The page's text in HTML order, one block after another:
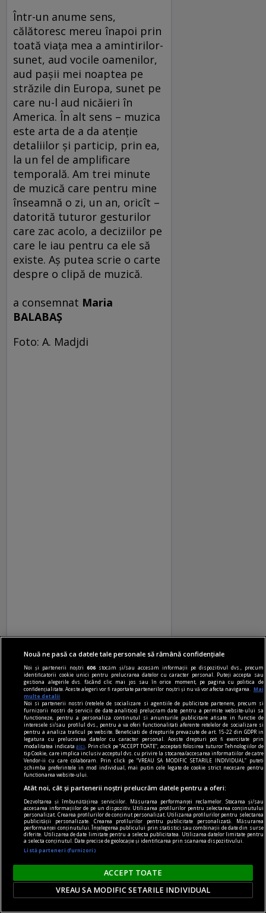
Într-un anume sens,
călătoresc mereu înapoi prin
toată viaţa mea a amintirilor-
sunet, aud vocile oamenilor,
aud paşii mei noaptea pe
străzile din Europa, sunet pe
care nu-l aud nicăieri în
America. În alt sens – muzica
este arta de a da atenţie
detaliilor şi particip, prin ea,
la un fel de amplificare
temporală. Am trei minute
de muzică care pentru mine
înseamnă o zi, un an, oricît –
datorită tuturor gesturilor
care zac acolo, a deciziilor pe
care le iau pentru ca ele să
existe. Aş putea scrie o carte
despre o clipă de muzică.
a consemnat Maria
BALABAŞ
Foto: A. Madjdi
Nouă ne pasă ca datele tale personale să rămână confidențiale
Noi și partenerii noștri606 stocăm și/sau accesăm informații pe dispozitivul dvs., precum
identificatorii cookie unici pentru prelucrarea datelor cu caracter personal. Puteți accepta sau
gestiona alegerile dvs. făcând clic mai jos sau în orice moment, pe pagina cu politica de
confidențialitate. Aceste alegeri vor fi raportate partenerilor noștri și nu vă vor afecta navigarea.
Mai
multe detalii
Noi si partenerii nostri (retelele de socializare si agentiile de publicitate partenere, precum si
furnizorii nostri de servicii de date analitice) prelucram date pentru a permite website-ului sa
functioneze, pentru a personaliza continutul si anunturile publicitare afisate in functie de
interesele si/sau profilul dvs., pentru a va oferi functionalitati aferente retelelor de socializare si
pentru a analiza traficul pe website. Beneficiati de drepturile prevazute de art. 15-22 din GDPR in
legatura cu prelucrarea datelor cu caracter personal. Aceste drepturi pot fi exercitate prin
modalitatea indicataaici
. Prin click pe “ACCEPT TOATE”, acceptati folosirea tuturor Tehnologiilor de
tip Cookie, care implica inclusiv acceptul dvs. cu privire la stocarea/accesarea informatiilor de catre
Vendor-ii cu care colaboram. Prin click pe “VREAU SA MODIFIC SETARILE INDIVIDUAL” puteti
schimba preferintele in mod individual, mai putin cele legate de cookie strict necesare pentru
functionarea website-ului.
Atât noi, cât și partenerii noștri prelucrăm datele pentru a oferi:
Dezvoltarea și îmbunătățirea serviciilor. Măsurarea performanței reclamelor. Stocarea și/sau
accesarea informațiilor de pe un dispozitiv. Utilizarea profilurilor pentru selectarea conținutului
personalizat. Crearea profilurilor de conținut personalizat. Utilizarea profilurilor pentru selectarea
publicității personalizate. Crearea profilurilor pentru publicitate personalizată. Măsurarea
performanței conținutului. Înțelegerea publicului prin statistici sau combinații de date din surse
diferite. Utilizarea de date limitate pentru a selecta publicitatea. Utilizarea datelor limitate pentru
a selecta conținutul. Date precise de geolocație și identificarea prin scanarea dispozitivului.
Listă parteneri (furnizori)
ACCEPT TOATE
VREAU SA MODIFIC SETARILE INDIVIDUAL